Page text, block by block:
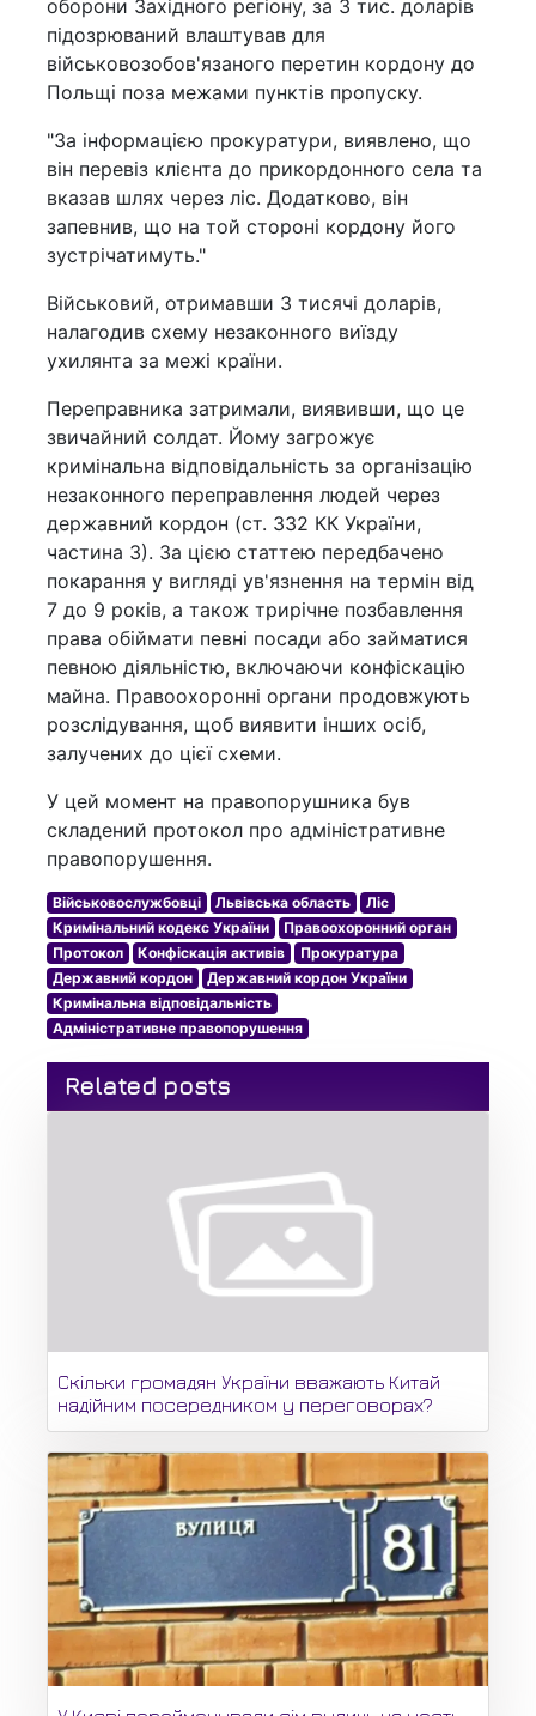
оборони Західного регіону, за 3 тис. доларів
підозрюваний влаштував для
військовозобов'язаного перетин кордону до
Польщі поза межами пунктів пропуску.
"За інформацією прокуратури, виявлено, що
він перевіз клієнта до прикордонного села та
вказав шлях через ліс. Додатково, він
запевнив, що на той стороні кордону його
зустрічатимуть."
Військовий, отримавши 3 тисячі доларів,
налагодив схему незаконного виїзду
ухилянта за межі країни.
Переправника затримали, виявивши, що це
звичайний солдат. Йому загрожує
кримінальна відповідальність за організацію
незаконного переправлення людей через
державний кордон (ст. 332 КК України,
частина 3). За цією статтею передбачено
покарання у вигляді ув'язнення на термін від
7 до 9 років, а також трирічне позбавлення
права обіймати певні посади або займатися
певною діяльністю, включаючи конфіскацію
майна. Правоохоронні органи продовжують
розслідування, щоб виявити інших осіб,
залучених до цієї схеми.
У цей момент на правопорушника був
складений протокол про адміністративне
правопорушення.
Військовослужбовці Львівська область
Ліс
Кримінальний кодекс України
Правоохоронний орган
Протокол
Конфіскація активів
Прокуратура
Державний кордон
Державний кордон України
Кримінальна відповідальність
Адміністративне правопорушення
Related posts
Скільки громадян України вважають Китай
надійним посередником у переговорах?